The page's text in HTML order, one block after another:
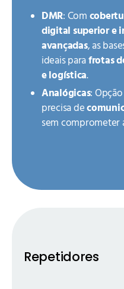
DMR: Com
digital superior e
avançadas, as
ideais parafrotas
e logística.
Analógicas:
precisa de
sem comprometer
Repetidores